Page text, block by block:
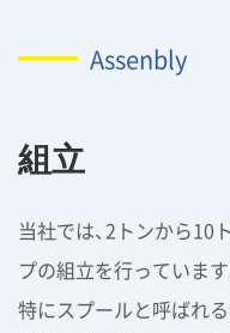
Assenbly
組立
当社では、2トンから10
プの組立を行っています
特にスプールと呼ばれ